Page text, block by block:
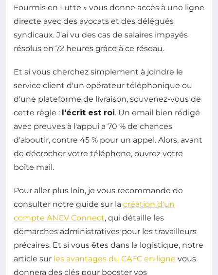
Fourmis en Lutte » vous donne accès à une ligne
directe avec des avocats et des délégués
syndicaux. J'ai vu des cas de salaires impayés
résolus en 72 heures grâce à ce réseau.
Et si vous cherchez simplement à joindre le
service client d'un opérateur téléphonique ou
d'une plateforme de livraison, souvenez-vous de
cette règle : l'écrit est roi. Un email bien rédigé
avec preuves à l'appui a 70 % de chances
d'aboutir, contre 45 % pour un appel. Alors, avant
de décrocher votre téléphone, ouvrez votre
boîte mail.
Pour aller plus loin, je vous recommande de
consulter notre guide sur la création d'un
compte ANCV Connect, qui détaille les
démarches administratives pour les travailleurs
précaires. Et si vous êtes dans la logistique, notre
article sur les avantages du CAFC en ligne vous
donnera des clés pour booster vos